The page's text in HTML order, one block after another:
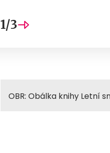
1/3
OBR: Obálka knihy Letní